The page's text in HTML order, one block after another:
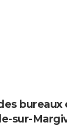
sur-